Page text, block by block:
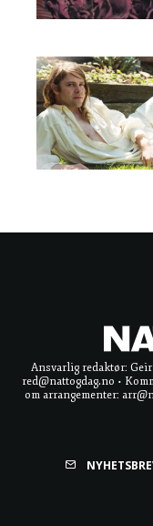
Ansvarlig redaktør:
red@nattogdag.no •
om arrangementer: